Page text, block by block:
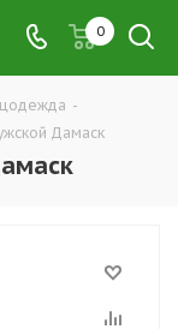
0
-
Дамаск